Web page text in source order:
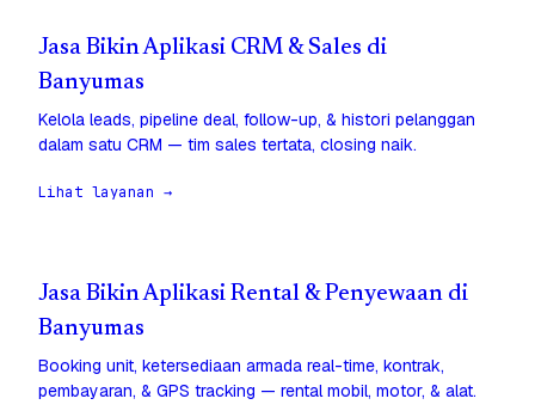
Jasa Bikin Aplikasi CRM & Sales di
Banyumas
Kelola leads, pipeline deal, follow-up, & histori pelanggan
dalam satu CRM — tim sales tertata, closing naik.
Lihat layanan →
Jasa Bikin Aplikasi Rental & Penyewaan di
Banyumas
Booking unit, ketersediaan armada real-time, kontrak,
pembayaran, & GPS tracking — rental mobil, motor, & alat.